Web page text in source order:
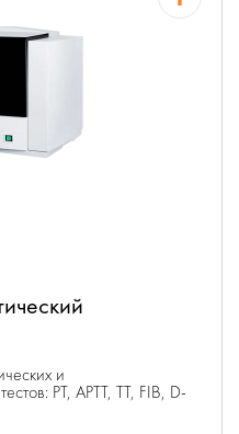
и
PT, APTT, TT, FIB, D-